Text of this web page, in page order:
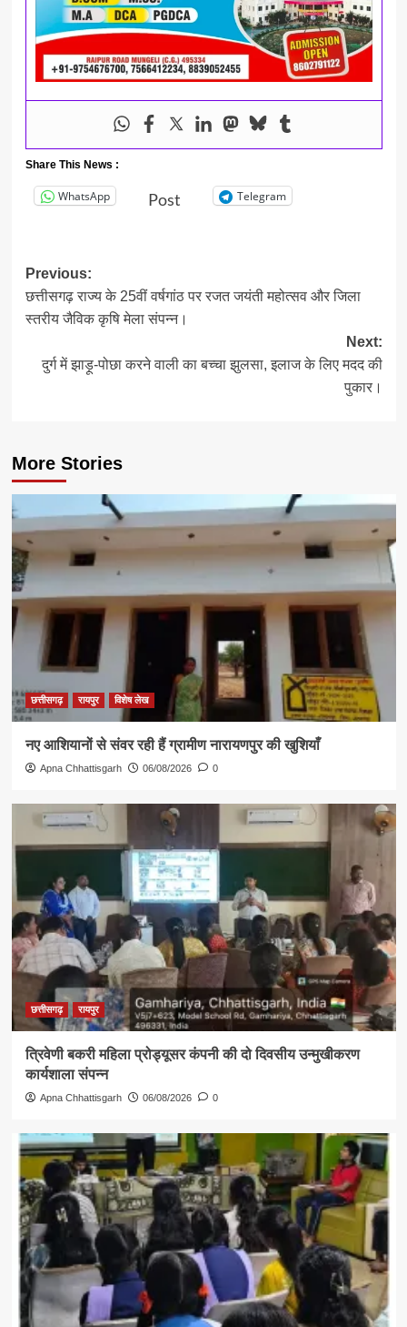
Share This News :
WhatsApp Post Telegram
Post
navigation
Previous:
छत्तीसगढ़ राज्य के 25वीं वर्षगांठ पर रजत जयंती महोत्सव और जिला
स्तरीय जैविक कृषि मेला संपन्न।
Next:
दुर्ग में झाड़ू-पोछा करने वाली का बच्चा झुलसा, इलाज के लिए मदद की
पुकार।
More Stories
छत्तीसगढ़ रायपुर विशेष लेख
नए आशियानों से संवर रही हैं ग्रामीण नारायणपुर की खुशियाँ
Apna Chhattisgarh 06/08/2026 0
छत्तीसगढ़ रायपुर
त्रिवेणी बकरी महिला प्रोड्यूसर कंपनी की दो दिवसीय उन्मुखीकरण
कार्यशाला संपन्न
Apna Chhattisgarh 06/08/2026 0